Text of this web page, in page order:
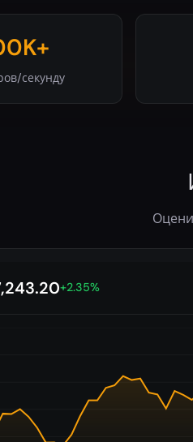
секунду
+2.35%